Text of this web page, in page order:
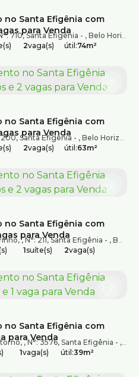
no Santa Efigênia com
para Venda
710,Santa Efigênia , Belo Horizonte
2vaga(s) útil:74m²
no Santa Efigênia com
para Venda
,Santa Efigênia , Belo Horizonte
2vaga(s) útil:63m²
no Santa Efigênia com
para Venda
,N°:211,Santa Efigênia , Belo Horizonte
1suíte(s) 2vaga(s)
no Santa Efigênia com
para Venda
,N°:3576, Santa Efigênia ,
1vaga(s) útil:39m²